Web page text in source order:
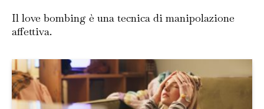
Il love bombing è una tecnica di manipolazione
affettiva.